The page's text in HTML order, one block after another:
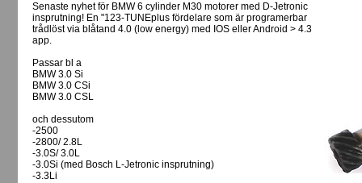
Senaste nyhet för BMW 6 cylinder M30 motorer med D-Jetronic
insprutning! En "123-TUNEplus fördelare som är programerbar
trådlöst via blåtand 4.0 (low energy) med IOS eller Android > 4.3
app.
Passar bl a
BMW 3.0 Si
BMW 3.0 CSi
BMW 3.0 CSL
och dessutom
-2500
-2800/ 2.8L
-3.0S/ 3.0L
-3.0Si (med Bosch L-Jetronic insprutning)
-3.3Li